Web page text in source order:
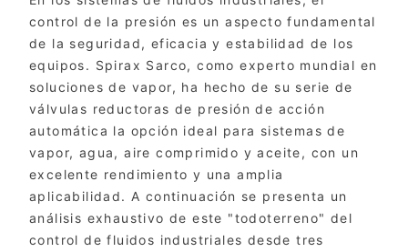
control de la presión es un aspecto fundamental
de la seguridad, eficacia y estabilidad de los
equipos. Spirax Sarco, como experto mundial en
soluciones de vapor, ha hecho de su serie de
válvulas reductoras de presión de acción
automática la opción ideal para sistemas de
vapor, agua, aire comprimido y aceite, con un
excelente rendimiento y una amplia
aplicabilidad. A continuación se presenta un
análisis exhaustivo de este "todoterreno" del
control de fluidos industriales desde tres